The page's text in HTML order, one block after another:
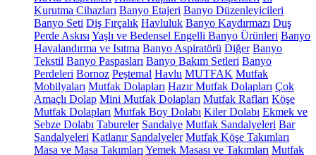
Kurutma Cihazları Banyo Etajeri Banyo Düzenleyicileri
Banyo Seti Diş Fırçalık Havluluk Banyo Kaydırmazı Duş
Perde Askısı Yaşlı ve Bedensel Engelli Banyo Ürünleri Banyo
Havalandırma ve Isıtma Banyo Aspiratörü Diğer Banyo
Tekstil Banyo Paspasları Banyo Bakım Setleri Banyo
Perdeleri Bornoz Peştemal Havlu MUTFAK Mutfak
Mobilyaları Mutfak Dolapları Hazır Mutfak Dolapları Çok
Amaçlı Dolap Mini Mutfak Dolapları Mutfak Rafları Köşe
Mutfak Dolapları Mutfak Boy Dolabı Kiler Dolabı Ekmek ve
Sebze Dolabı Tabureler Sandalye Mutfak Sandalyeleri Bar
Sandalyeleri Katlanır Sandalyeler Mutfak Köşe Takımları
Masa ve Masa Takımları Yemek Masası ve Takımları Mutfak